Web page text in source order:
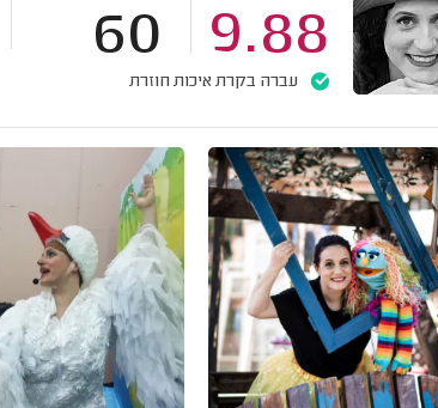
9.88
60
עברה בקרת איכות חוזרת